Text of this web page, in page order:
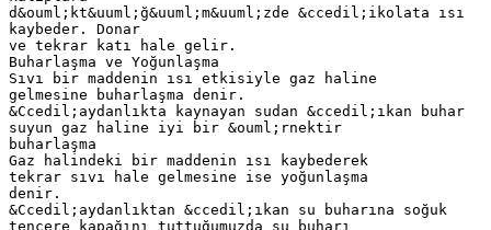
d&ouml;kt&uuml;ğ&uuml;m&uuml;zde &ccedil;ikolata ısı
kaybeder. Donar
ve tekrar katı hale gelir.
Buharlaşma ve Yoğunlaşma
Sıvı bir maddenin ısı etkisiyle gaz haline
gelmesine buharlaşma denir.
&Ccedil;aydanlıkta kaynayan sudan &ccedil;ıkan buhar
suyun gaz haline iyi bir &ouml;rnektir
buharlaşma
Gaz halindeki bir maddenin ısı kaybederek
tekrar sıvı hale gelmesine ise yoğunlaşma
denir.
&Ccedil;aydanlıktan &ccedil;ıkan su buharına soğuk
tencere kapağını tuttuğumuzda su buharı